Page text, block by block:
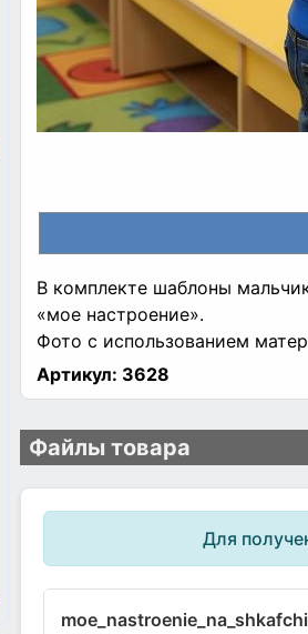
В комплекте шаблоны
«мое настроение».
Фото с использованием
Артикул: 3628
Файлы товара
Для